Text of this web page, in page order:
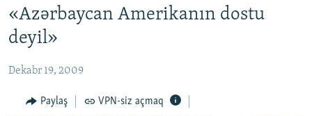
Əsas
naviqasiyaya
qayıt
Axtarışa
KORRUPSIOMETR
#ƏSLINDƏ
FƏRQƏ BAX
QANUNI DOĞRU
«Azərbaycan Amerikanın dostu
deyil»
Dekabr 19, 2009
Paylaş VPN-siz açmaq